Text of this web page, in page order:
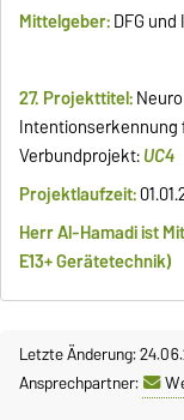
Mittelgeber:DFG
27. Projekttitel:
Verbundprojekt:UC4
Projektlaufzeit:
Herr Al-Hamadi ist
E13+ Gerätetechnik)
Letzte Änderung:
Ansprechpartner: